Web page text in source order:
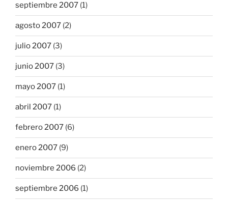
septiembre 2007 (1)
agosto 2007 (2)
julio 2007 (3)
junio 2007 (3)
mayo 2007 (1)
abril 2007 (1)
febrero 2007 (6)
enero 2007 (9)
noviembre 2006 (2)
septiembre 2006 (1)